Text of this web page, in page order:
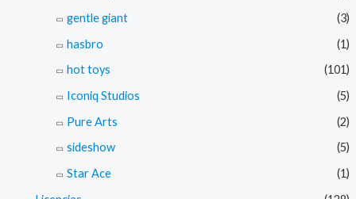
gentle giant
(3)
hasbro
(1)
hot toys
(101)
Iconiq Studios
(5)
Pure Arts
(2)
sideshow
(5)
Star Ace
(1)